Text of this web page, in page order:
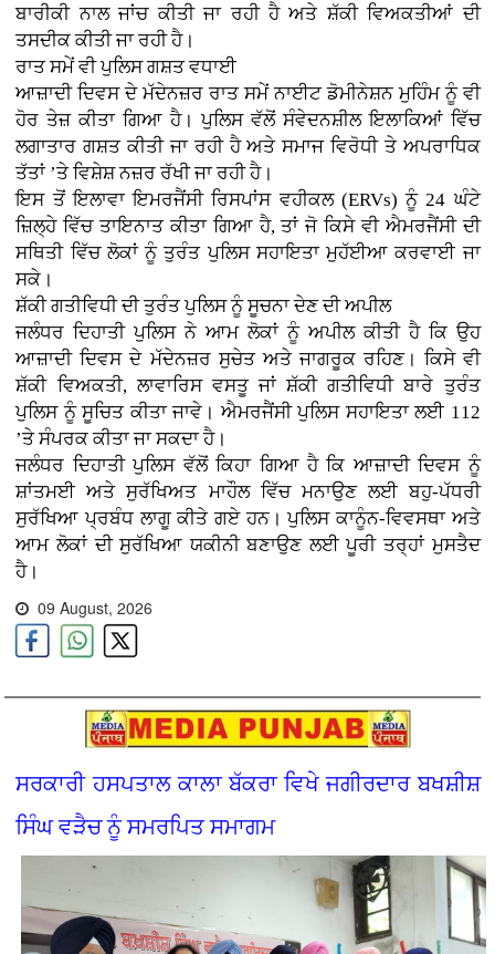
ਬਾਰੀਕੀ ਨਾਲ ਜਾਂਚ ਕੀਤੀ ਜਾ ਰਹੀ ਹੈ ਅਤੇ ਸ਼ੱਕੀ ਵਿਅਕਤੀਆਂ ਦੀ
ਤਸਦੀਕ ਕੀਤੀ ਜਾ ਰਹੀ ਹੈ।
ਰਾਤ ਸਮੇਂ ਵੀ ਪੁਲਿਸ ਗਸ਼ਤ ਵਧਾਈ
ਆਜ਼ਾਦੀ ਦਿਵਸ ਦੇ ਮੱਦੇਨਜ਼ਰ ਰਾਤ ਸਮੇਂ ਨਾਈਟ ਡੋਮੀਨੇਸ਼ਨ ਮੁਹਿੰਮ ਨੂੰ ਵੀ
ਹੋਰ ਤੇਜ਼ ਕੀਤਾ ਗਿਆ ਹੈ। ਪੁਲਿਸ ਵੱਲੋਂ ਸੰਵੇਦਨਸ਼ੀਲ ਇਲਾਕਿਆਂ ਵਿੱਚ
ਲਗਾਤਾਰ ਗਸ਼ਤ ਕੀਤੀ ਜਾ ਰਹੀ ਹੈ ਅਤੇ ਸਮਾਜ ਵਿਰੋਧੀ ਤੇ ਅਪਰਾਧਿਕ
ਤੱਤਾਂ ’ਤੇ ਵਿਸ਼ੇਸ਼ ਨਜ਼ਰ ਰੱਖੀ ਜਾ ਰਹੀ ਹੈ।
ਇਸ ਤੋਂ ਇਲਾਵਾ ਇਮਰਜੈਂਸੀ ਰਿਸਪਾਂਸ ਵਹੀਕਲ (ERVs) ਨੂੰ 24 ਘੰਟੇ
ਜ਼ਿਲ੍ਹੇ ਵਿੱਚ ਤਾਇਨਾਤ ਕੀਤਾ ਗਿਆ ਹੈ, ਤਾਂ ਜੋ ਕਿਸੇ ਵੀ ਐਮਰਜੈਂਸੀ ਦੀ
ਸਥਿਤੀ ਵਿੱਚ ਲੋਕਾਂ ਨੂੰ ਤੁਰੰਤ ਪੁਲਿਸ ਸਹਾਇਤਾ ਮੁਹੱਈਆ ਕਰਵਾਈ ਜਾ
ਸਕੇ।
ਸ਼ੱਕੀ ਗਤੀਵਿਧੀ ਦੀ ਤੁਰੰਤ ਪੁਲਿਸ ਨੂੰ ਸੂਚਨਾ ਦੇਣ ਦੀ ਅਪੀਲ
ਜਲੰਧਰ ਦਿਹਾਤੀ ਪੁਲਿਸ ਨੇ ਆਮ ਲੋਕਾਂ ਨੂੰ ਅਪੀਲ ਕੀਤੀ ਹੈ ਕਿ ਉਹ
ਆਜ਼ਾਦੀ ਦਿਵਸ ਦੇ ਮੱਦੇਨਜ਼ਰ ਸੁਚੇਤ ਅਤੇ ਜਾਗਰੂਕ ਰਹਿਣ। ਕਿਸੇ ਵੀ
ਸ਼ੱਕੀ ਵਿਅਕਤੀ, ਲਾਵਾਰਿਸ ਵਸਤੂ ਜਾਂ ਸ਼ੱਕੀ ਗਤੀਵਿਧੀ ਬਾਰੇ ਤੁਰੰਤ
ਪੁਲਿਸ ਨੂੰ ਸੂਚਿਤ ਕੀਤਾ ਜਾਵੇ। ਐਮਰਜੈਂਸੀ ਪੁਲਿਸ ਸਹਾਇਤਾ ਲਈ 112
’ਤੇ ਸੰਪਰਕ ਕੀਤਾ ਜਾ ਸਕਦਾ ਹੈ।
ਜਲੰਧਰ ਦਿਹਾਤੀ ਪੁਲਿਸ ਵੱਲੋਂ ਕਿਹਾ ਗਿਆ ਹੈ ਕਿ ਆਜ਼ਾਦੀ ਦਿਵਸ ਨੂੰ
ਸ਼ਾਂਤਮਈ ਅਤੇ ਸੁਰੱਖਿਅਤ ਮਾਹੌਲ ਵਿੱਚ ਮਨਾਉਣ ਲਈ ਬਹੁ-ਪੱਧਰੀ
ਸੁਰੱਖਿਆ ਪ੍ਰਬੰਧ ਲਾਗੂ ਕੀਤੇ ਗਏ ਹਨ। ਪੁਲਿਸ ਕਾਨੂੰਨ-ਵਿਵਸਥਾ ਅਤੇ
ਆਮ ਲੋਕਾਂ ਦੀ ਸੁਰੱਖਿਆ ਯਕੀਨੀ ਬਣਾਉਣ ਲਈ ਪੂਰੀ ਤਰ੍ਹਾਂ ਮੁਸਤੈਦ
ਹੈ।
09 August, 2026
ਸਰਕਾਰੀ ਹਸਪਤਾਲ ਕਾਲਾ ਬੱਕਰਾ ਵਿਖੇ ਜਗੀਰਦਾਰ ਬਖਸ਼ੀਸ਼
ਸਿੰਘ ਵੜੈਚ ਨੂੰ ਸਮਰਪਿਤ ਸਮਾਗਮ